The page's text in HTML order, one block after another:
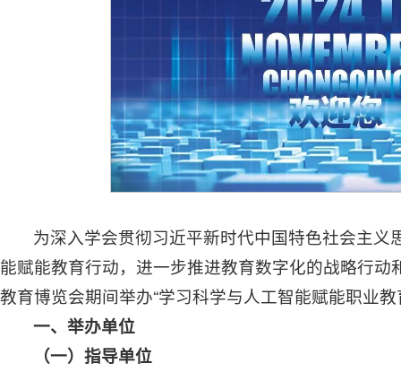
为深入学会贯彻习近平新时代中国特色社会主
能赋能教育行动，进一步推进教育数字化的战略行
教育博览会期间举办“学习科学与人工智能赋能职业
一、举办单位
（一）指导单位